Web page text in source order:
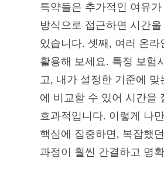
특약들은 추가적인 여유
방식으로 접근하면 시간
있습니다. 셋째, 여러 온라
활용해 보세요. 특정 보험
고, 내가 설정한 기준에 맞
에 비교할 수 있어 시간을
효과적입니다. 이렇게 나
핵심에 집중하면, 복잡했
과정이 훨씬 간결하고 명